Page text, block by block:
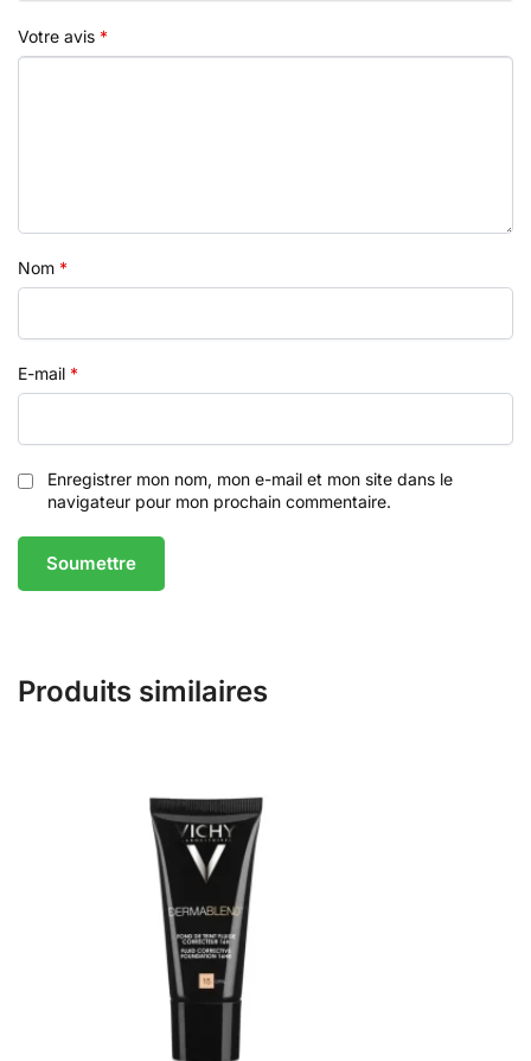
Votre avis *
Nom *
E-mail *
Enregistrer mon nom, mon e-mail et mon site dans le
navigateur pour mon prochain commentaire.
Produits similaires